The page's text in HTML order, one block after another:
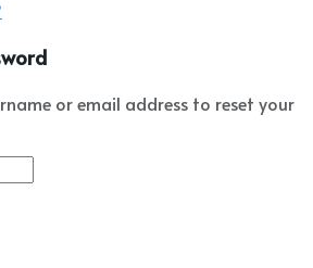
or email address to reset your